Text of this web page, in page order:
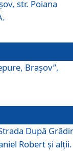
str. Poiana
Braşov”,
După
Robert şi alţii.